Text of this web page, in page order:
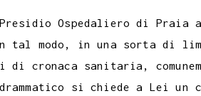
Ospedaliero di Praia a
tal modo, in una sorta di
di cronaca sanitaria,
si chiede a Lei un